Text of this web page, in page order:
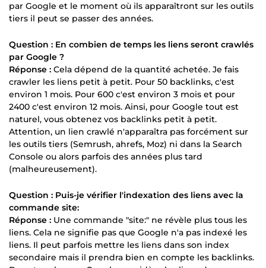
par Google et le moment où ils apparaîtront sur les outils
tiers il peut se passer des années.
Question : En combien de temps les liens seront crawlés
par Google ?
Réponse : Cela dépend de la quantité achetée. Je fais
crawler les liens petit à petit. Pour 50 backlinks, c'est
environ 1 mois. Pour 600 c'est environ 3 mois et pour
2400 c'est environ 12 mois. Ainsi, pour Google tout est
naturel, vous obtenez vos backlinks petit à petit.
Attention, un lien crawlé n'apparaîtra pas forcément sur
les outils tiers (Semrush, ahrefs, Moz) ni dans la Search
Console ou alors parfois des années plus tard
(malheureusement).
Question : Puis-je vérifier l'indexation des liens avec la
commande site:
Réponse : Une commande "site:" ne révèle plus tous les
liens. Cela ne signifie pas que Google n'a pas indexé les
liens. Il peut parfois mettre les liens dans son index
secondaire mais il prendra bien en compte les backlinks.